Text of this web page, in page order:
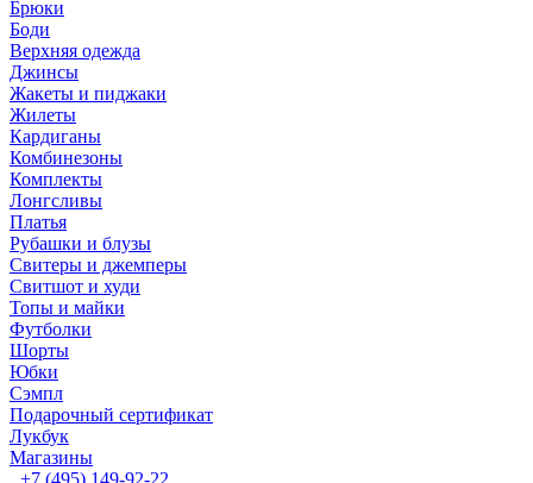
Брюки
Боди
Верхняя одежда
Джинсы
Жакеты и пиджаки
Жилеты
Кардиганы
Комбинезоны
Комплекты
Лонгсливы
Платья
Рубашки и блузы
Свитеры и джемперы
Свитшот и худи
Топы и майки
Футболки
Шорты
Юбки
Сэмпл
Подарочный сертификат
Лукбук
Магазины
+7 (495) 149-92-22